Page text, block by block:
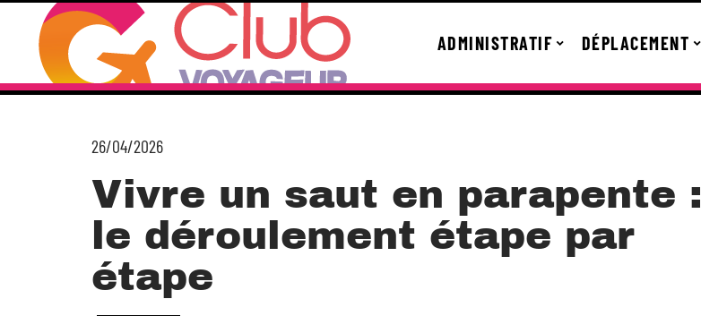
ADMINISTRATIF DÉPLACEMENT
26/04/2026
Vivre un saut en parapente :
le déroulement étape par
étape